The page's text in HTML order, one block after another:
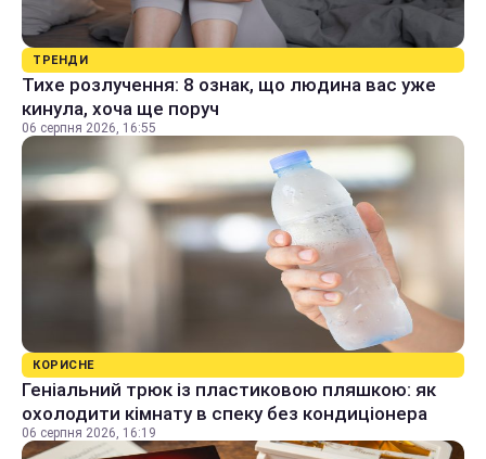
ТРЕНДИ
Тихе розлучення: 8 ознак, що людина вас уже
кинула, хоча ще поруч
06 серпня 2026, 16:55
КОРИСНЕ
Геніальний трюк із пластиковою пляшкою: як
охолодити кімнату в спеку без кондиціонера
06 серпня 2026, 16:19